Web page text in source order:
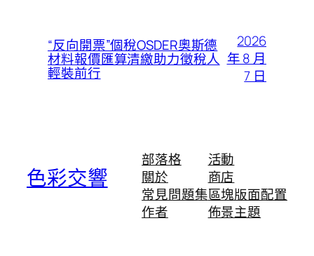
“反向開票”個稅OSDER奧斯德
材料報價匯算清繳助力徵稅人
輕裝前行
2026
年 8 月
7 日
色彩交響
部落格
關於
常見問題集
作者
活動
商店
區塊版面配置
佈景主題